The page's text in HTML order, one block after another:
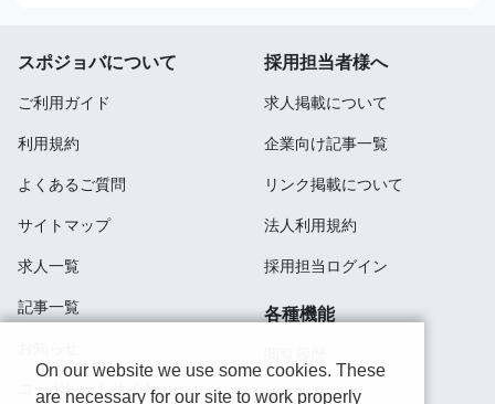
スポジョバについて
ご利用ガイド
利用規約
よくあるご質問
サイトマップ
求人一覧
記事一覧
コーポレートサイト
採用担当者様へ
求人掲載について
企業向け記事一覧
リンク掲載について
法人利用規約
採用担当ログイン
各種機能
検索履歴
On our website we use some cookies. These
are necessary for our site to work properly